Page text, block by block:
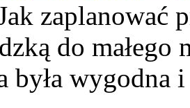
zaplanować
do małego
była wygodna